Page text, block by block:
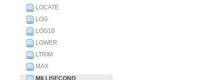
LOCATE
LOG
LOG10
LOWER
LTRIM
MAX
MILLISECOND